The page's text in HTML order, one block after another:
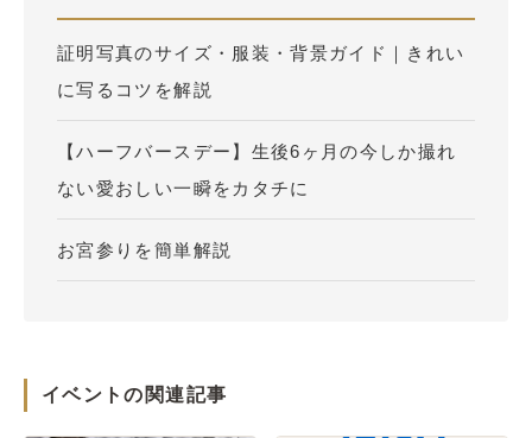
証明写真のサイズ・服装・背景ガイド｜きれい
に写るコツを解説
【ハーフバースデー】生後6ヶ月の今しか撮れ
ない愛おしい一瞬をカタチに
お宮参りを簡単解説
イベントの関連記事